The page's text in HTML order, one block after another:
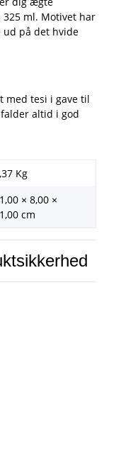
325 ml. Motivet har
ud på det hvide
med tesi i gave til
altid i god
Kg
× 8,00 ×
cm